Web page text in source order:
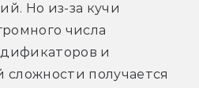
Но из-за кучи
числа
и
сложности получается